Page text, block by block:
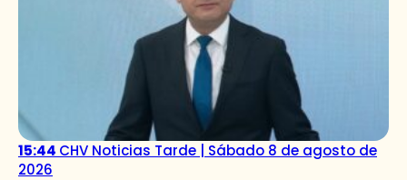
15:44 CHV Noticias Tarde | Sábado 8 de agosto de
2026